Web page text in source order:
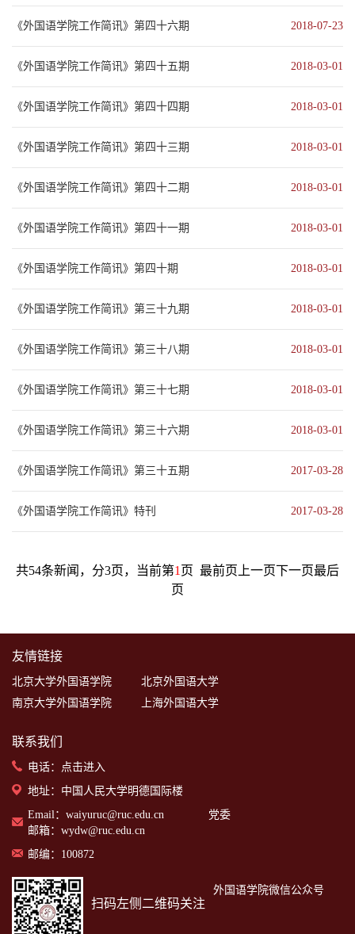
《外国语学院工作简讯》第四十六期 2018-07-23
《外国语学院工作简讯》第四十五期 2018-03-01
《外国语学院工作简讯》第四十四期 2018-03-01
《外国语学院工作简讯》第四十三期 2018-03-01
《外国语学院工作简讯》第四十二期 2018-03-01
《外国语学院工作简讯》第四十一期 2018-03-01
《外国语学院工作简讯》第四十期 2018-03-01
《外国语学院工作简讯》第三十九期 2018-03-01
《外国语学院工作简讯》第三十八期 2018-03-01
《外国语学院工作简讯》第三十七期 2018-03-01
《外国语学院工作简讯》第三十六期 2018-03-01
《外国语学院工作简讯》第三十五期 2017-03-28
《外国语学院工作简讯》特刊 2017-03-28
共54条新闻，分3页，当前第1 页 最前页 上一页下一页最后
页
友情链接
北京大学外国语学院
北京外国语大学
南京大学外国语学院
上海外国语大学
联系我们
电话： 点击进入
地址：中国人民大学明德国际楼
Email：waiyuruc@ruc.edu.cn 党委
邮箱：wydw@ruc.edu.cn
邮编：100872
扫码左侧二维码关注
外国语学院微信公众号